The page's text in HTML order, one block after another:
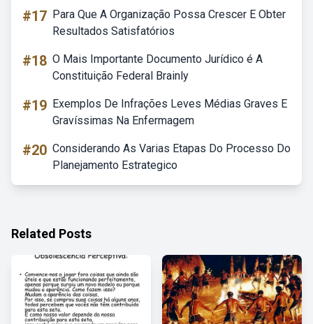
#17 Para Que A Organização Possa Crescer E Obter
Resultados Satisfatórios
#18 O Mais Importante Documento Jurídico é A
Constituição Federal Brainly
#19 Exemplos De Infrações Leves Médias Graves E
Gravíssimas Na Enfermagem
#20 Considerando As Varias Etapas Do Processo Do
Planejamento Estrategico
Related Posts